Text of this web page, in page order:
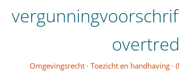
Omgevingsrecht · Toezicht en handhaving ·